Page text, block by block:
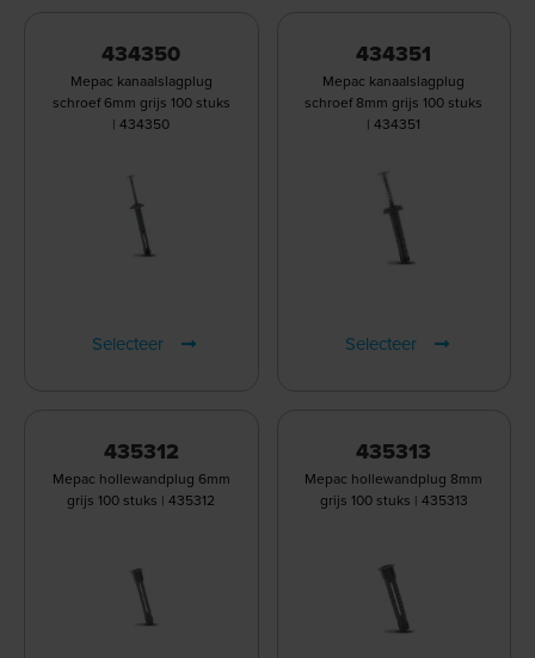
434350
Mepac kanaalslagplug
schroef 6mm grijs 100 stuks
| 434350
Selecteer
434351
Mepac kanaalslagplug
schroef 8mm grijs 100 stuks
| 434351
Selecteer
435312
Mepac hollewandplug 6mm
grijs 100 stuks | 435312
435313
Mepac hollewandplug 8mm
grijs 100 stuks | 435313